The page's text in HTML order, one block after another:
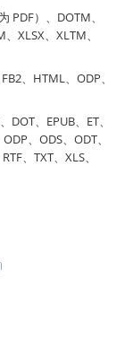
PDF）、DOTM、
XLSX、XLTM、
、HTML、ODP、
、EPUB、ET、
、ODS、ODT、
、TXT、XLS、